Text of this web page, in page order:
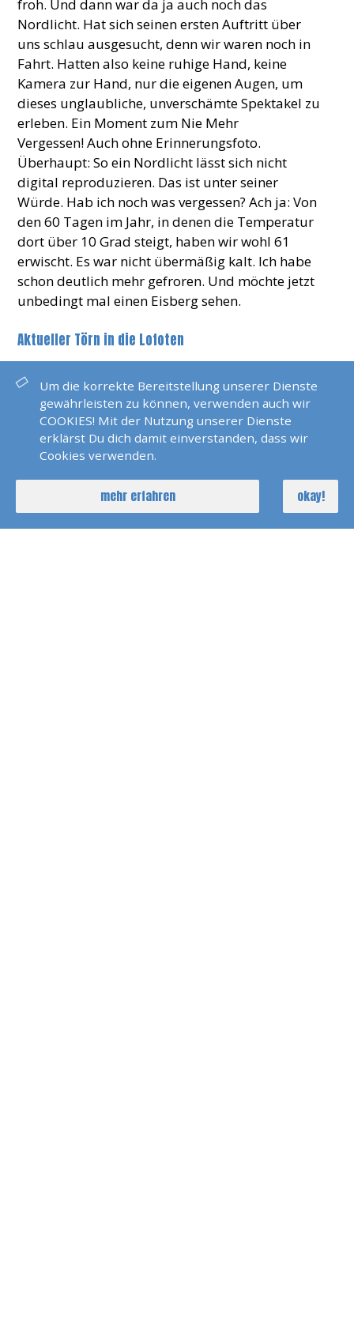
froh. Und dann war da ja auch noch das
Nordlicht. Hat sich seinen ersten Auftritt über
uns schlau ausgesucht, denn wir waren noch in
Fahrt. Hatten also keine ruhige Hand, keine
Kamera zur Hand, nur die eigenen Augen, um
dieses unglaubliche, unverschämte Spektakel zu
erleben. Ein Moment zum Nie Mehr
Vergessen! Auch ohne Erinnerungsfoto.
Überhaupt: So ein Nordlicht lässt sich nicht
digital reproduzieren. Das ist unter seiner
Würde. Hab ich noch was vergessen? Ach ja: Von
den 60 Tagen im Jahr, in denen die Temperatur
dort über 10 Grad steigt, haben wir wohl 61
erwischt. Es war nicht übermäßig kalt. Ich habe
schon deutlich mehr gefroren. Und möchte jetzt
unbedingt mal einen Eisberg sehen.
Aktueller Törn in die Lofoten
BILDER
Um die korrekte Bereitstellung unserer Dienste
gewährleisten zu können, verwenden auch wir
COOKIES! Mit der Nutzung unserer Dienste
erklärst Du dich damit einverstanden, dass wir
Cookies verwenden.
mehr erfahren okay!